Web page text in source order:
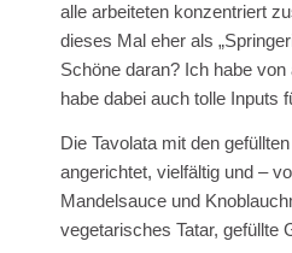
alle arbeiteten konzentriert
dieses Mal eher als
Schöne daran? Ich habe
habe dabei auch tolle Inputs
Die Tavolata mit den
angerichtet, vielfältig und –
Mandelsauce und
vegetarisches Tatar, gefüllte